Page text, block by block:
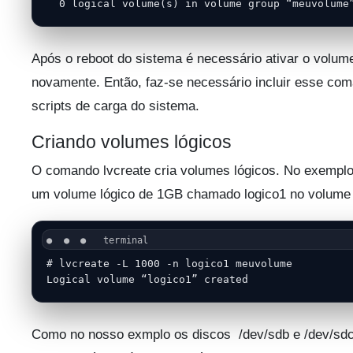
0 logical volume(s) in volume group
Após o reboot do sistema é necessário ativar o
novamente. Então, faz-se necessário incluir esse
scripts de carga do sistema.
Criando volumes lógicos
O comando lvcreate cria volumes lógicos. No
um volume lógico de 1GB chamado logico1 no
# lvcreate -L 1000 -n logico1 meuvolume
Logical volume “logico1” created
Como no nosso exmplo os discos /dev/sdb e /dev/